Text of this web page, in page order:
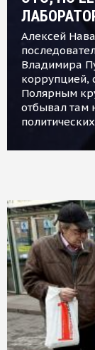
Алексей
Владимира
коррупцией,
Полярным
отбывал там